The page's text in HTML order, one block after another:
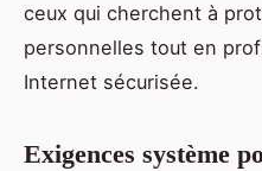
ceux qui cherchent à
personnelles tout en
Internet sécurisée.
Exigences système